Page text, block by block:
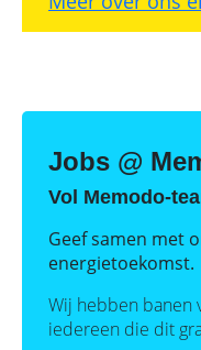
Jobs @
Vol Memodo-
Geef samen met
energietoekomst.
Wij hebben banen
iedereen die dit